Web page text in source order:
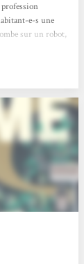
profession
e-s une
sur un robot,
question à